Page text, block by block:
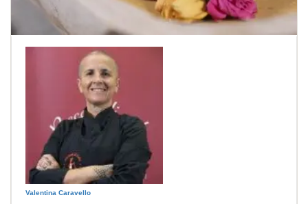
Valentina Caravello